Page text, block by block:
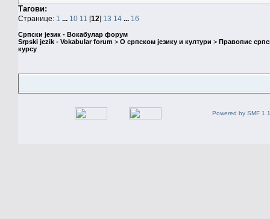
Тагови:
Странице: 1 ... 10 11 [12] 13 14 ... 16
Српски језик - Вокабулар форум
Srpski jezik - Vokabular forum > О српском језику и култури > Правопис
курсу
Powered by SMF